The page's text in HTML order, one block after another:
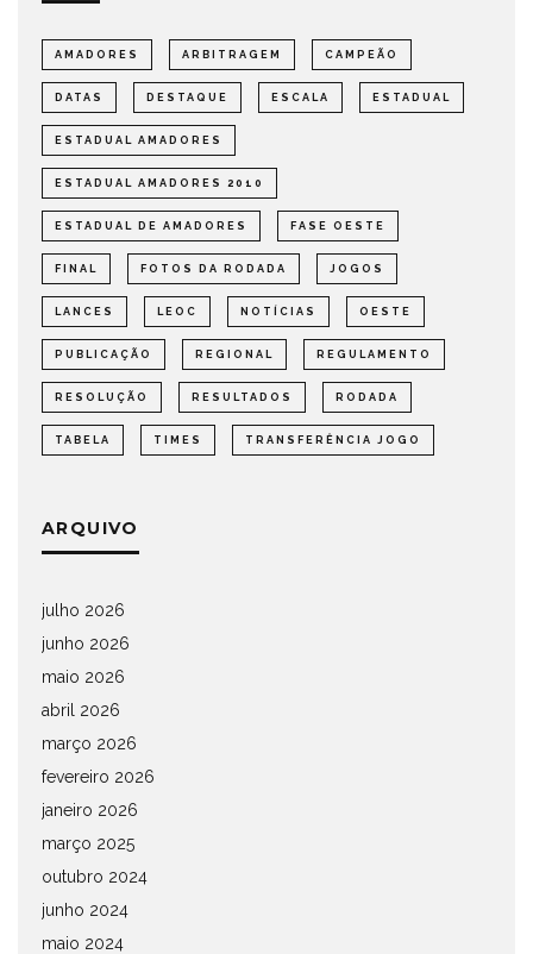
AMADORES ARBITRAGEM CAMPEÃO
DATAS DESTAQUE ESCALA ESTADUAL
ESTADUAL AMADORES
ESTADUAL AMADORES 2010
ESTADUAL DE AMADORES FASE OESTE
FINAL FOTOS DA RODADA JOGOS
LANCES LEOC NOTÍCIAS OESTE
PUBLICAÇÃO REGIONAL REGULAMENTO
RESOLUÇÃO RESULTADOS RODADA
TABELA TIMES TRANSFERÊNCIA JOGO
ARQUIVO
julho 2026
junho 2026
maio 2026
abril 2026
março 2026
fevereiro 2026
janeiro 2026
março 2025
outubro 2024
junho 2024
maio 2024